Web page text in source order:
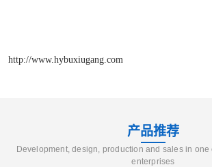
http://www.hybuxiugang.com
产品推荐
Development, design, production and sales in one
enterprises